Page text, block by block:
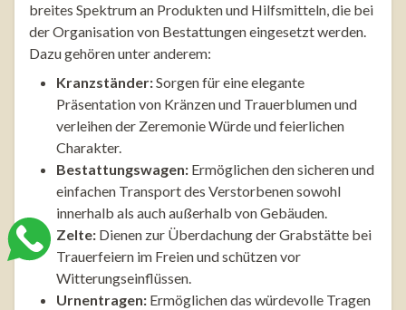
breites Spektrum an Produkten und Hilfsmitteln, die bei
der Organisation von Bestattungen eingesetzt werden.
Dazu gehören unter anderem:
Kranzständer:Sorgen für eine elegante
Präsentation von Kränzen und Trauerblumen und
verleihen der Zeremonie Würde und feierlichen
Charakter.
Bestattungswagen: Ermöglichen den sicheren und
einfachen Transport des Verstorbenen sowohl
innerhalb als auch außerhalb von Gebäuden.
Zelte: Dienen zur Überdachung der Grabstätte bei
Trauerfeiern im Freien und schützen vor
Witterungseinflüssen.
Urnentragen: Ermöglichen das würdevolle Tragen